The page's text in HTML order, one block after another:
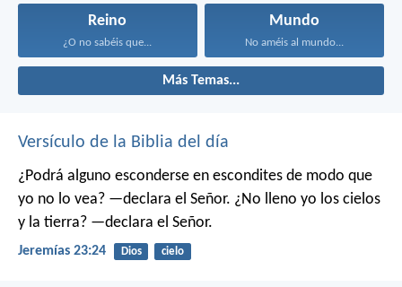
Reino
¿O no sabéis que...
Mundo
No améis al mundo...
Más Temas...
Versículo de la Biblia del día
¿Podrá alguno esconderse en escondites de modo que
yo no lo vea? —declara el Señor. ¿No lleno yo los cielos
y la tierra? —declara el Señor.
Jeremías 23:24 Dios cielo